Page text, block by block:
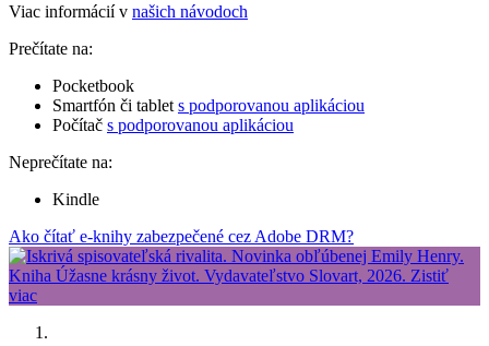
Viac informácií v našich návodoch
Prečítate na:
Pocketbook
Smartfón či tablet s podporovanou aplikáciou
Počítač s podporovanou aplikáciou
Neprečítate na:
Kindle
Ako čítať e-knihy zabezpečené cez Adobe DRM?